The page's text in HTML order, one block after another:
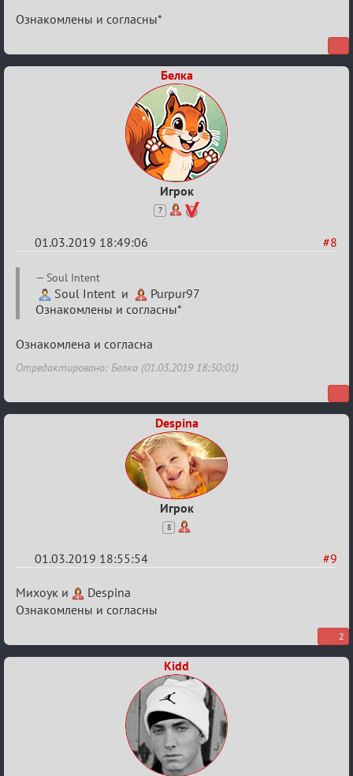
Пар
Ознакомлены и согласны*
Белка
Игрок
7
#8
01.03.2019 18:49:06
Re:
Турнир
Пар
Soul Intent
Soul Intent и
Purpur97
Ознакомлены и согласны*
Ознакомлена и согласна
Отредактировано: Белка (01.03.2019 18:50:01)
Despina
Игрок
8
#9
01.03.2019 18:55:54
Re:
IX
Пар
Михоук и
Despina
Ознакомлены и согласны
2
Kidd